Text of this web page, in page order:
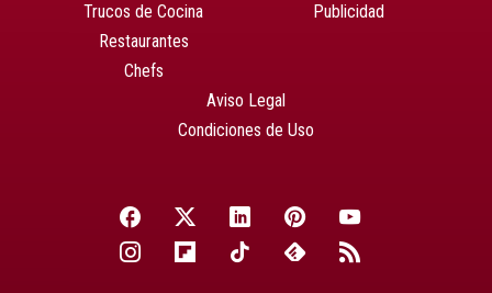
Trucos de Cocina
Restaurantes
Chefs
Publicidad
Aviso Legal
Condiciones de Uso